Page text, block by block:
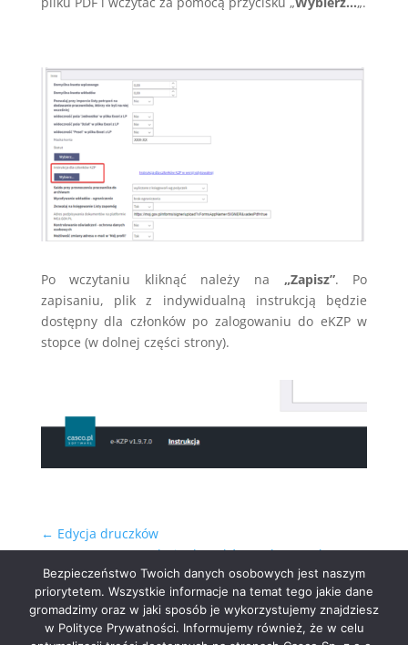
Po wczytaniu kliknąć należy na „Zapisz”. Po
zapisaniu, plik z indywidualną instrukcją będzie
dostępny dla członków po zalogowaniu do eKZP w
stopce (w dolnej części strony).
← Edycja druczków
Edycja druczków - edytor webowy→
Bezpieczeństwo Twoich danych osobowych jest naszym
priorytetem. Wszystkie informacje na temat tego jakie dane
gromadzimy oraz w jaki sposób je wykorzystujemy znajdziesz
w Polityce Prywatności. Informujemy również, że w celu